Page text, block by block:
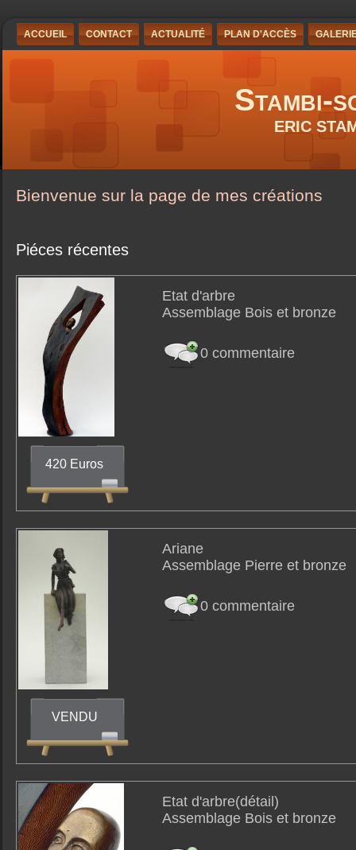
ACCUEIL CONTACT ACTUALITÉ PLAN D'ACCÈS
Stambi-
ERIC
Bienvenue sur la page de mes créations
Piéces récentes
420 Euros
Etat d'arbre
Assemblage Bois et bronze
0 commentaire
VENDU
Ariane
Assemblage Pierre et bronze
0 commentaire
Etat d'arbre(détail)
Assemblage Bois et bronze